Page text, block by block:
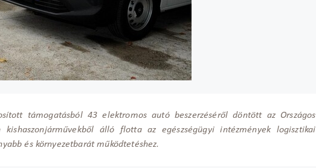
támogatásból 43 elektromos autó beszerzéséről döntött az Országos
kishaszonjárművekből álló flotta az egészségügyi intézmények logisztikai
és környezetbarát működtetéshez.